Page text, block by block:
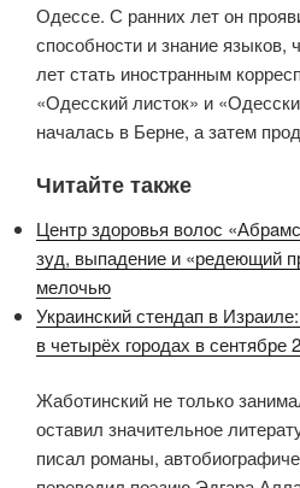
Одессе. С ранних лет он
способности и знание языков,
лет стать иностранным
«Одесский листок» и
началась в Берне, а затем
Читайте также
Центр здоровья волос
зуд, выпадение и «редеющий
мелочью
Украинский стендап в
в четырёх городах в сентябре
Жаботинский не только
оставил значительное
писал романы,